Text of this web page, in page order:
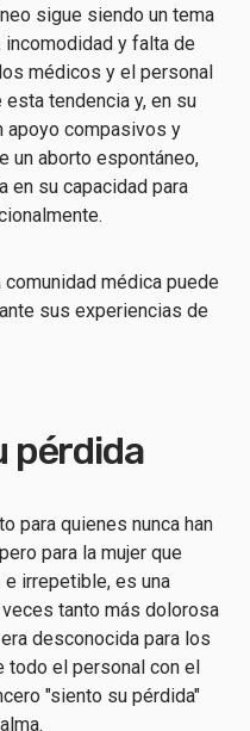
sigue siendo un tema
incomodidad y falta de
médicos y el personal
tendencia y, en su
apoyo compasivos y
un aborto espontáneo,
en su capacidad para
médica puede
sus experiencias de
pérdida
para quienes nunca han
para la mujer que
e irrepetible, es una
tanto más dolorosa
desconocida para los
todo el personal con el
"siento su pérdida"